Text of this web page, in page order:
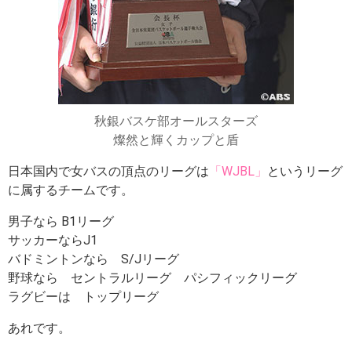
秋銀バスケ部オールスターズ
燦然と輝くカップと盾
日本国内で女バスの頂点のリーグは 「WJBL」 というリーグ
に属するチームです。
男子なら B1リーグ
サッカーならJ1
バドミントンなら S/Jリーグ
野球なら セントラルリーグ パシフィックリーグ
ラグビーは トップリーグ
あれです。